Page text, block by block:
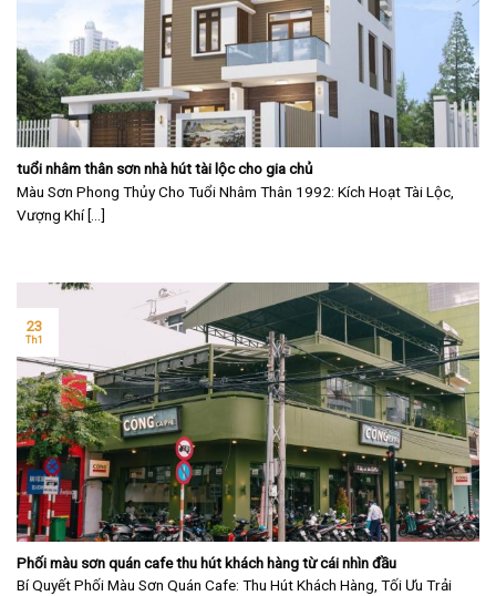
tuổi nhâm thân sơn nhà hút tài lộc cho gia chủ
Màu Sơn Phong Thủy Cho Tuổi Nhâm Thân 1992: Kích Hoạt Tài Lộc,
Vượng Khí [...]
Phối màu sơn quán cafe thu hút khách hàng từ cái nhìn đầu
Bí Quyết Phối Màu Sơn Quán Cafe: Thu Hút Khách Hàng, Tối Ưu Trải
23
Th1